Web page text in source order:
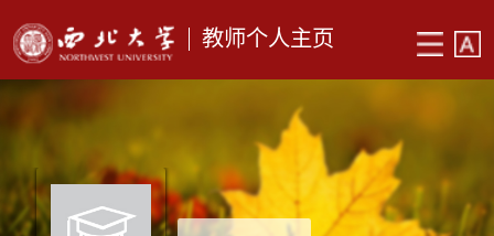
教师个人主页